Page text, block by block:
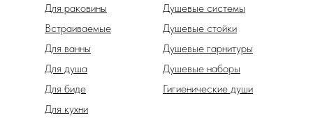
Душевые гарнитуры
Душевые системы
Гигиенические души
Душевые наборы
Встраиваемые
Для биде
Для ванны
Для душа
Для раковины
Для кухни
Душевые стойки